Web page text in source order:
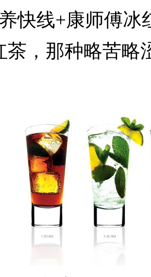
快线+康师傅冰
茶，那种略苦略